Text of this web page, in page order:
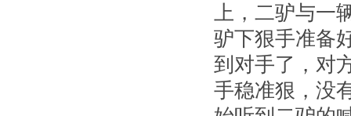
上，二驴与一
驴下狠手准备
到对手了，对
手稳准狠，没